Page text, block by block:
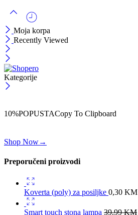
Moja korpa
Recently Viewed
Kategorije
10%POPUSTACopy To Clipboard
Shop Now→
Preporučeni proizvodi
Koverta (poly) za posiljke 0,30 KM
Smart touch stona lampa 39,99KM